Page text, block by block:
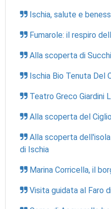
Ischia, salute e
Fumarole: il respiro
Alla scoperta di
Ischia Bio Tenuta Del
Teatro Greco Giardini
Alla scoperta del Ciglio
Alla scoperta
di Ischia
Marina Corricella, il
Visita guidata al Faro